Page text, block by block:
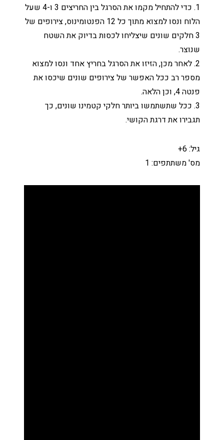
1. כדי להתחיל מקמו את הסרגל בין החריצים 3 ו-4 שעל
הלוח ונסו למצוא מתוך כל 12 הפנטומינוס, צירופים של
3 חלקים שונים שיצליחו לכסות בדיוק את השטח
שנוצר.
2. לאחר מכן, הזיזו את הסרגל בחריץ אחד ונסו למצוא
מספר רב ככל האפשר של צירופים שונים שיכסו את
פנטה 4, וכן הלאה.
3. ככל שתשתמשו ביותר חלקי קטמינו שונים, כך
תגבירו את דרגת הקושי.
גיל: 6+
מס' משתתפים: 1